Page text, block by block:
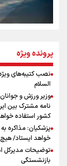
اینفو برنا /
پرونده ویژه
نصب کتیبه‌های
السلام
وزیر ورزش و
نامه مشترک بین
کشور استفاده
پزشکیان: مذاکره
خواهد ایستاد/
توضیحات مدیرکل
بازنشستگی